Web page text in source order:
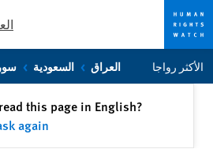
Skip
to
Skip
to
الأكثر رواجا العراق السعودية
this page in English?
again